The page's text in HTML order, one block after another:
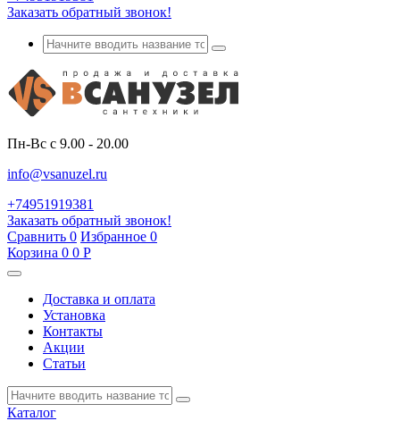
Заказать обратный звонок!
Пн-Вс с 9.00 - 20.00
info@vsanuzel.ru
+74951919381
Заказать обратный звонок!
Сравнить 0 Избранное 0
Корзина 0 0 Р
Доставка и оплата
Установка
Контакты
Акции
Статьи
Каталог